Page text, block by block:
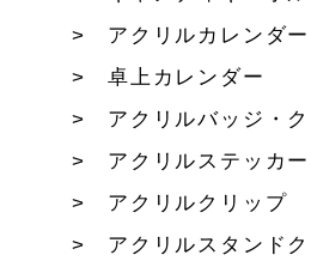
アクリルカレンダー
卓上カレンダー
アクリルバッジ・
アクリルステッカー
アクリルクリップ
アクリルスタンド